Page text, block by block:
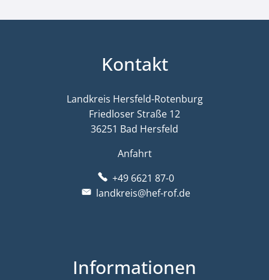
Kontakt
Landkreis Hersfeld-Rotenburg
Friedloser Straße 12
36251 Bad Hersfeld
Anfahrt
+49 6621 87-0
landkreis@hef-rof.de
Informationen